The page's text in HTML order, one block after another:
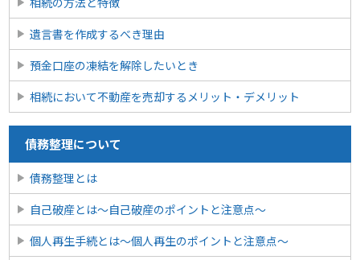
遺言書を作成するべき理由
預金口座の凍結を解除したいとき
相続において不動産を売却するメリット・デメリット
債務整理について
債務整理とは
自己破産とは〜自己破産のポイントと注意点〜
個人再生手続とは～個人再生のポイントと注意点～